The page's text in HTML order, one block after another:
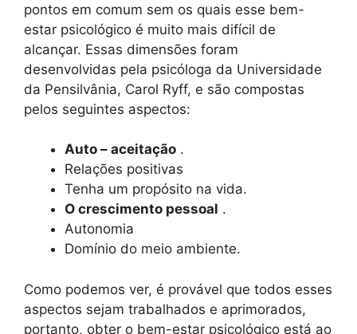
pontos em comum sem os quais esse bem-
estar psicológico é muito mais difícil de
alcançar. Essas dimensões foram
desenvolvidas pela psicóloga da Universidade
da Pensilvânia, Carol Ryff, e são compostas
pelos seguintes aspectos:
Auto – aceitação .
Relações positivas
Tenha um propósito na vida.
O crescimento pessoal .
Autonomia
Domínio do meio ambiente.
Como podemos ver, é provável que todos esses
aspectos sejam trabalhados e aprimorados,
portanto, obter o bem-estar psicológico está ao